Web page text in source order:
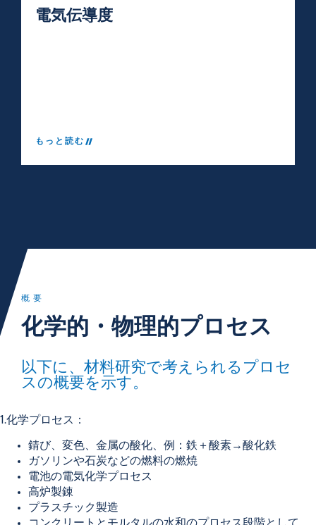
電気伝導度
もっと読む
概要
化学的・物理的プロセス
以下に、材料研究で考えられるプロセ
スの概要を示す。
1.化学プロセス：
錆び、変色、金属の酸化、例：鉄＋酸素→酸化鉄
ガソリンや石炭などの燃料の燃焼
電池の電気化学プロセス
高炉製錬
プラスチック製造